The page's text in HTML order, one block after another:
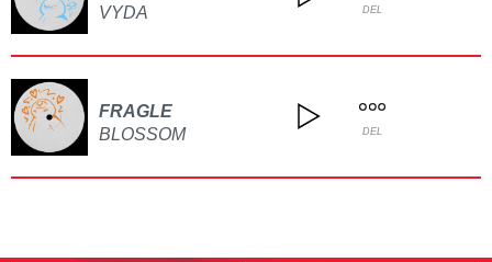
VYDA
DEL
FRAGLE
BLOSSOM
DEL